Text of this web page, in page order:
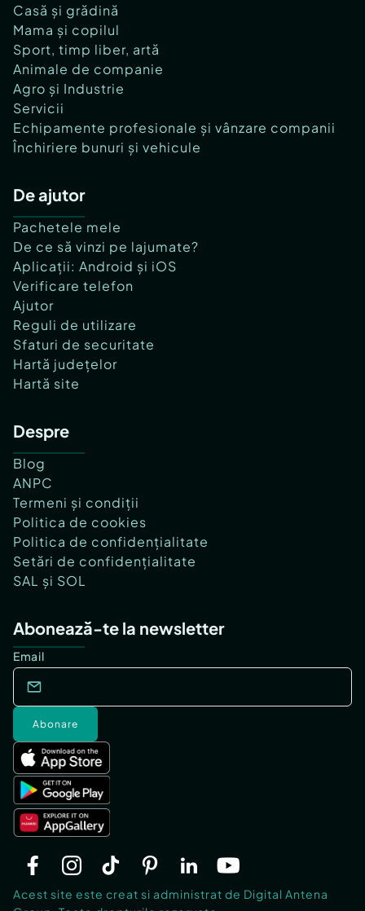
Casă și grădină
Mama și copilul
Sport, timp liber, artă
Animale de companie
Agro și Industrie
Servicii
Echipamente profesionale și vânzare companii
Închiriere bunuri și vehicule
De ajutor
Pachetele mele
De ce să vinzi pe lajumate?
Aplicații: Android și iOS
Verificare telefon
Ajutor
Reguli de utilizare
Sfaturi de securitate
Hartă județelor
Hartă site
Despre
Blog
ANPC
Termeni și condiții
Politica de cookies
Politica de confidențialitate
Setări de confidențialitate
SAL și SOL
Abonează-te la newsletter
Email
Abonare
Acest site este creat si administrat de Digital Antena